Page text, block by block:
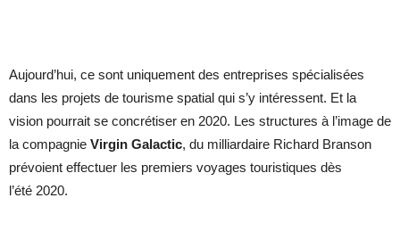
Aujourd’hui, ce sont uniquement des entreprises spécialisées
dans les projets de tourisme spatial qui s’y intéressent. Et la
vision pourrait se concrétiser en 2020. Les structures à l’image de
la compagnie Virgin Galactic, du milliardaire Richard Branson
prévoient effectuer les premiers voyages touristiques dès
l’été 2020.